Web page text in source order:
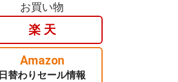
お買い物
楽 天
Amazon
日替わりセール情報